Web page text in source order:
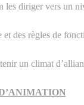
les diriger vers un
et des règles de
un climat